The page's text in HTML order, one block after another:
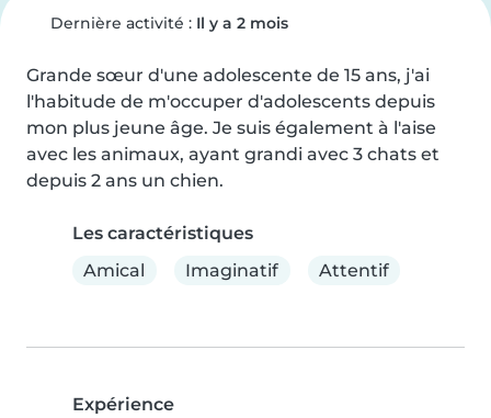
Dernière activité : Il y a 2 mois
Grande sœur d'une adolescente de 15 ans, j'ai
l'habitude de m'occuper d'adolescents depuis
mon plus jeune âge. Je suis également à l'aise
avec les animaux, ayant grandi avec 3 chats et
depuis 2 ans un chien.
Les caractéristiques
Amical
Imaginatif Attentif
Expérience